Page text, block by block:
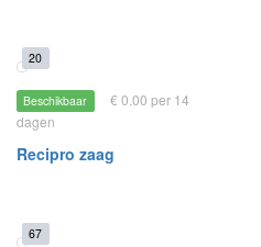
20
Beschikbaar
€ 0.00 per 14
dagen
Recipro zaag
67